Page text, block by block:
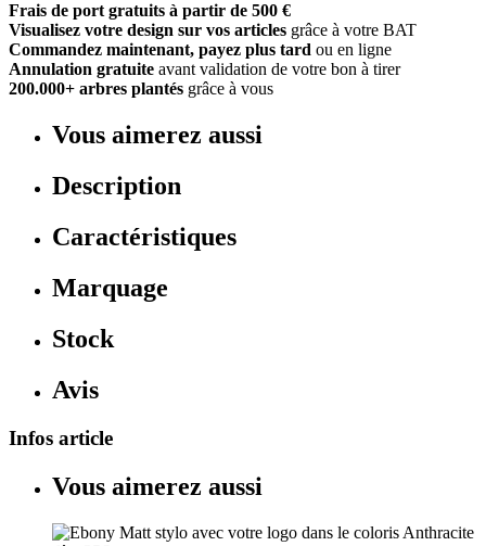
Frais de port gratuits à partir de 500 €
Visualisez votre design sur vos articles grâce à votre BAT
Commandez maintenant, payez plus tard ou en ligne
Annulation gratuite avant validation de votre bon à tirer
200.000+ arbres plantés grâce à vous
Vous aimerez aussi
Description
Caractéristiques
Marquage
Stock
Avis
Infos article
Vous aimerez aussi